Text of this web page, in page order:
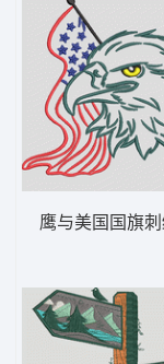
鹰与美国国旗